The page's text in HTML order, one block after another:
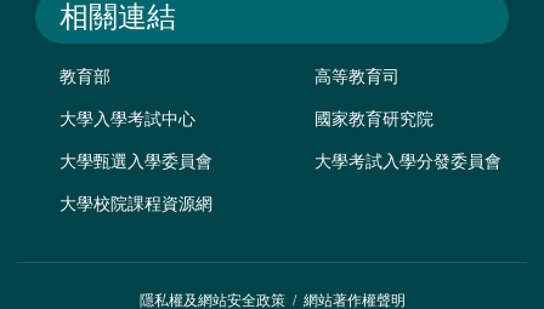
相關連結
教育部 高等教育司
大學入學考試中心 國家教育研究院
大學甄選入學委員會 大學考試入學分發委員會
大學校院課程資源網
隱私權及網站安全政策/ 網站著作權聲明